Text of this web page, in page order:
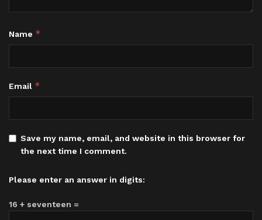
Name *
Email *
Save my name, email, and website in this browser for
the next time I comment.
Please enter an answer in digits:
16 + seventeen =